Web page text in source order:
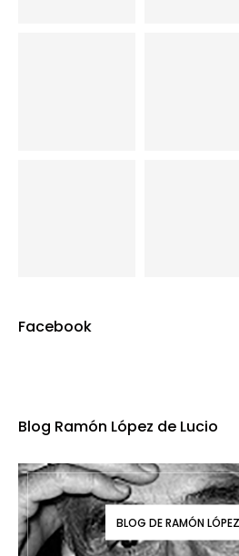
Facebook
Blog Ramón López de Lucio
BLOG DE RAMÓN